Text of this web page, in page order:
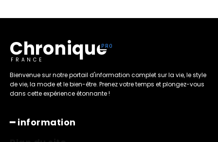
Chronique
FRANCE
Bienvenue sur notre portail d'information complet sur la vie, le style
de vie, la mode et le bien-être. Prenez votre temps et plongez-vous
dans cette expérience étonnante !
━ information